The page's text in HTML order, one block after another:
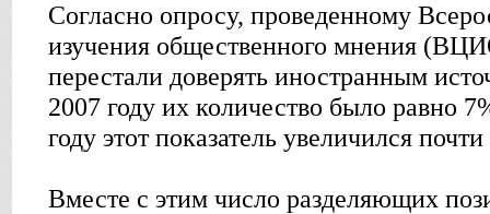
Согласно опросу, проведенному
изучения общественного мнения
перестали доверять иностранным
2007 году их количество было равно
году этот показатель увеличился
Вместе с этим число разделяющих